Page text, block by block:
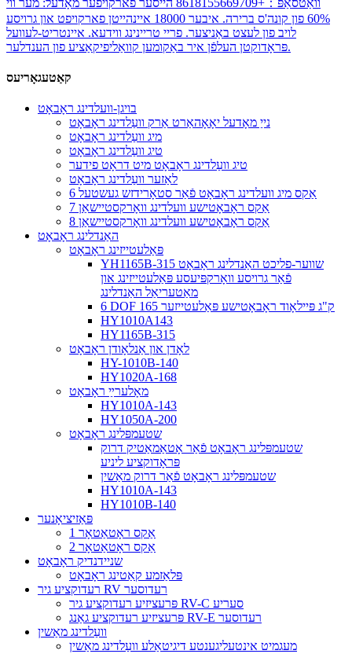
60% פון קונה'ס ברירה. איבער 18000 איינהייטן פארקויפט און גרויסע
לויב פון לעצט באַניצער. פריי טריינינג ווידעא. איינטריט-לעוועל
פּראָדוקטן העלפֿן איר באַקומען קוואַליפיקאַציע פון ​​הענדלער.
קאַטעגאָריעס
בויגן-וועלדינג ראָבאָט
נייַ מאָדעל יאָאָהאַרט אַרק וועַלדינג ראָבאָט
מיג וועַלדינג ראָבאָט
טיג וועַלדינג ראָבאָט
טיג וועַלדינג ראָבאָט מיט דראָט פידער
לאַזער וועַלדינג ראָבאָט
6 אַקס מיג וועלדינג ראָבאָט פֿאַר סטאָרידזש געשטעל
7 אַקס ראָבאָטישע וועלדינג וואָרקסטיישאַן
8 אַקס ראָבאָטישע וועלדינג וואָרקסטיישאַן
האַנדלינג ראָבאָט
פּאַלעטייזינג ראָבאָט
YH1165B-315 שווער-פליכט האַנדלינג ראָבאָט
פֿאַר גרויסע וואָרקפּיעסע פּאַלעטייזינג און
מאַטעריאַל האַנדלינג
6 DOF 165 ק"ג פּיילאָוד ראָבאָטישע פּאַלעטייזער
HY1010A143
HY1165B-315
לאָדן און אַנלאָודן ראָבאָט
HY-1010B-140
HY1020A-168
מאָלערײַ ראָבאָט
HY1010A-143
HY1050A-200
שטעמפּלינג ראָבאָט
שטעמפּלינג ראָבאָט פֿאַר אָטאַמאַטיק דרוק
פּראָדוקציע ליניע
שטעמפּלינג ראָבאָט פֿאַר דרוק מאַשין
HY1010A-143
HY1010B-140
פּאַזיציאָנער
1 אַקס ראָטאַטאָר
2 אַקס ראָטאַטאָר
שניידנדיק ראָבאָט
פּלאַזמע קאַטינג ראָבאָט
רעדוקציע גיר RV רעדוסער
פּרעציזיע רעדוקציע גיר RV-C סעריע
פּרעציזיע רעדוקציע גאַנג RV-E רעדוסער
וועַלדינג מאַשין
מעגמיט אינטעליגענטע דיגיטאַלע וועַלדינג מאַשין